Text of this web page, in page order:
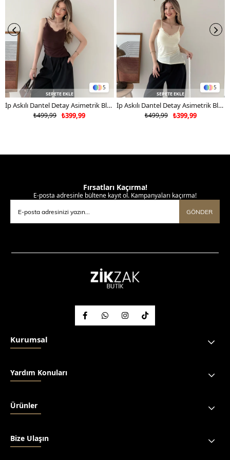
5
SEPETE EKLE
İp Askılı Dantel Detay Asimetrik Bluz Kahverengi 2181
₺399,99
₺499,99
5
SEPETE EKLE
İp Askılı Dantel Detay Asimetrik Bluz Sarı 2181
₺399,99
₺499,99
Fırsatları Kaçırma!
E-posta adresinle bültene kayıt ol. Kampanyaları kaçırma!
GÖNDER
Kurumsal
Yardım Konuları
Ürünler
Bize Ulaşın